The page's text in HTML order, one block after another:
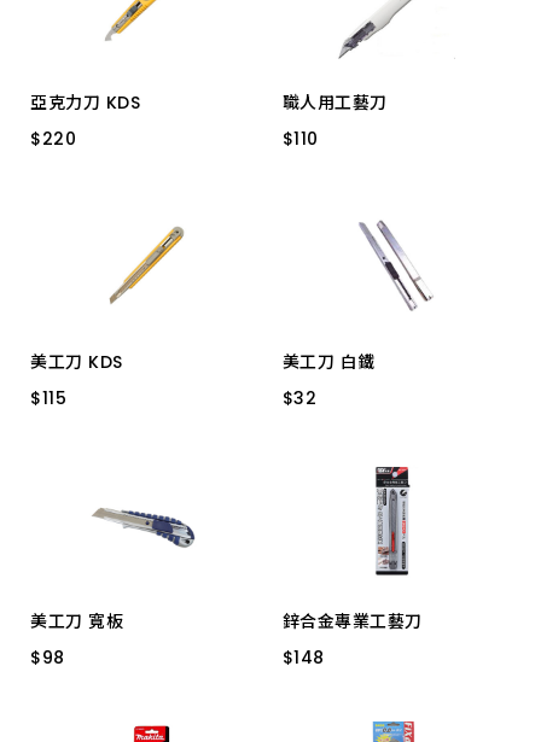
亞克力刀 KDS
$220
$220
職人用工藝刀
$110
$110
美工刀 KDS
$115
$115
美工刀 白鐵
$32
$32
美工刀 寬板
$98
$98
鋅合金專業工藝刀
$148
$148